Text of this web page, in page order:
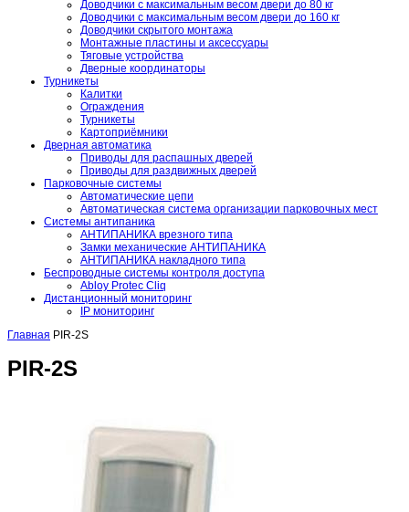
Доводчики с максимальным весом двери до 80 кг
Доводчики с максимальным весом двери до 160 кг
Доводчики скрытого монтажа
Монтажные пластины и аксессуары
Тяговые устройства
Дверные координаторы
Турникеты
Калитки
Ограждения
Турникеты
Картоприёмники
Дверная автоматика
Приводы для распашных дверей
Приводы для раздвижных дверей
Парковочные системы
Автоматические цепи
Автоматическая система организации парковочных мест
Системы антипаника
АНТИПАНИКА врезного типа
Замки механические АНТИПАНИКА
АНТИПАНИКА накладного типа
Беспроводные системы контроля доступа
Abloy Protec Cliq
Дистанционный мониторинг
IP мониторинг
Главная PIR-2S
PIR-2S